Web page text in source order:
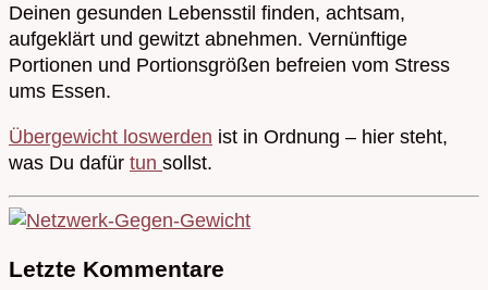
Deinen gesunden Lebensstil finden, achtsam,
aufgeklärt und gewitzt abnehmen. Vernünftige
Portionen und Portionsgrößen befreien vom Stress
ums Essen.
Übergewicht loswerden ist in Ordnung – hier steht,
was Du dafür tun sollst.
Letzte Kommentare